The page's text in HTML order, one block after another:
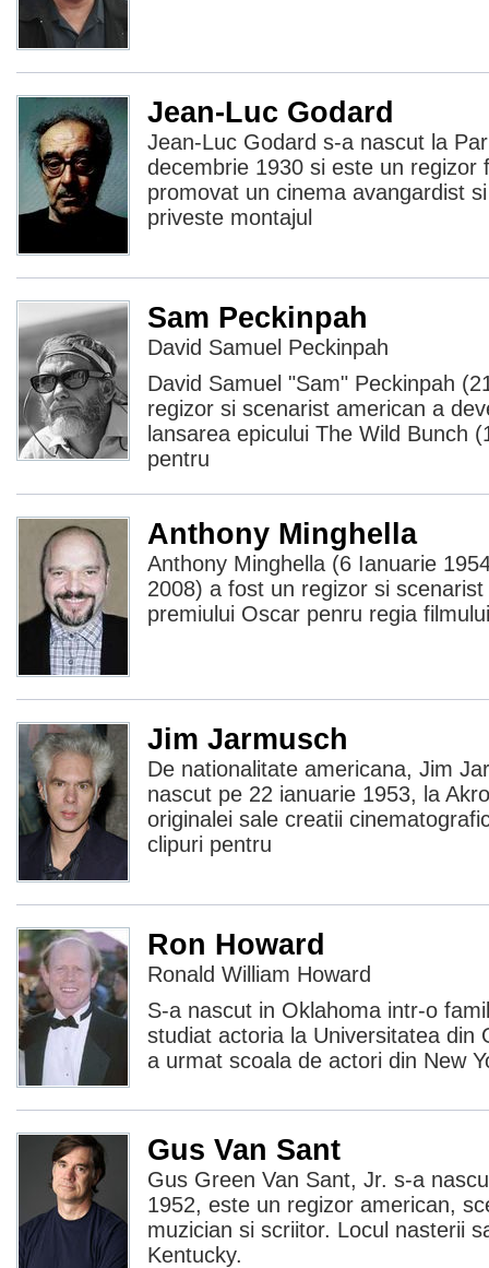
Jean-Luc Godard
Jean-Luc Godard s-a nascut la
decembrie 1930 si este un regizor
promovat un cinema avangardist
priveste montajul
Sam Peckinpah
David Samuel Peckinpah
David Samuel "Sam" Peckinpah
regizor si scenarist american a
lansarea epicului The Wild Bunch
pentru
Anthony Minghella
Anthony Minghella (6 Ianuarie
2008) a fost un regizor si
premiului Oscar penru regia
Jim Jarmusch
De nationalitate americana, Jim
nascut pe 22 ianuarie 1953, la
originalei sale creatii
clipuri pentru
Ron Howard
Ronald William Howard
S-a nascut in Oklahoma intr-o
studiat actoria la Universitatea din
a urmat scoala de actori din New
Gus Van Sant
Gus Green Van Sant, Jr. s-a
1952, este un regizor american,
muzician si scriitor. Locul nasterii
Kentucky.